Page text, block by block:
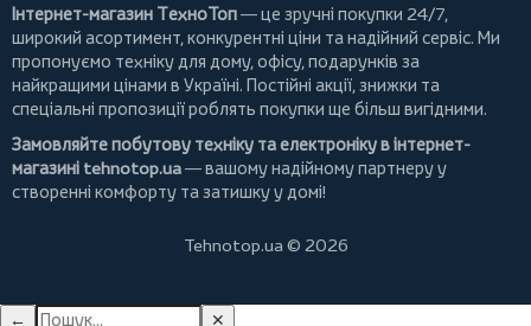
Інтернет-магазин ТехноТоп— це зручні покупки 24/7,
широкий асортимент, конкурентні ціни та надійний сервіс. Ми
пропонуємо техніку для дому, офісу, подарунків за
найкращими цінами в Україні. Постійні акції, знижки та
спеціальні пропозиції роблять покупки ще більш вигідними.
Замовляйте побутову техніку та електроніку в інтернет-
магазині tehnotop.ua— вашому надійному партнеру у
створенні комфорту та затишку у домі!
Tehnotop.ua © 2026
← ✕